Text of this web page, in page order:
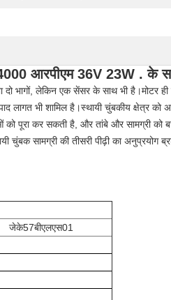
4000 आरपीएम 36V 23W . के
दो भागों, लेकिन एक सेंसर के साथ भी है।मोटर
भी शामिल है।स्थायी चुंबकीय क्षेत्र को
पूरा कर सकती है, और तांबे और सामग्री को
सामग्री की तीसरी पीढ़ी का अनुप्रयोग
जेके57बीएलएस01